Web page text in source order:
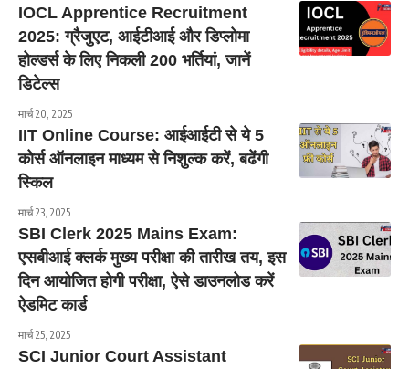
IOCL Apprentice Recruitment
2025: ग्रैजुएट, आईटीआई और डिप्लोमा
होल्डर्स के लिए निकली 200 भर्तियां, जानें
डिटेल्स
मार्च 20, 2025
IIT Online Course: आईआईटी से ये 5
कोर्स ऑनलाइन माध्यम से निशुल्क करें, बढेंगी
स्किल
मार्च 23, 2025
SBI Clerk 2025 Mains Exam:
एसबीआई क्लर्क मुख्य परीक्षा की तारीख तय, इस
दिन आयोजित होगी परीक्षा, ऐसे डाउनलोड करें
ऐडमिट कार्ड
मार्च 25, 2025
SCI Junior Court Assistant